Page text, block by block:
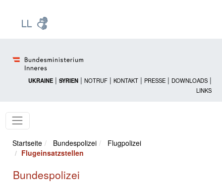
UKRAINE | SYRIEN | NOTRUF | KONTAKT | PRESSE | DOWNLOADS |
LINKS
Startseite Bundespolizei
Flugpolizei
Flugeinsatzstellen
Bundespolizei